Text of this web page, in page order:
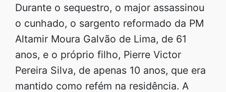
Durante o sequestro, o major assassinou
o cunhado, o sargento reformado da PM
Altamir Moura Galvão de Lima, de 61
anos, e o próprio filho, Pierre Victor
Pereira Silva, de apenas 10 anos, que era
mantido como refém na residência. A